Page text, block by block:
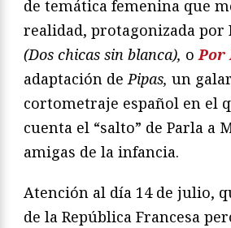
de temática femenina que
realidad, protagonizada por
(Dos chicas sin blanca), oPor
adaptación dePipas, un
cortometraje español en el
cuenta el “salto” de Parla a
amigas de la infancia.
Atención al día 14 de julio,
de la República Francesa